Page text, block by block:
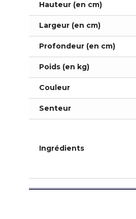
Hauteur (en cm)
Largeur (en cm)
Profondeur (en cm)
Poids (en kg)
Couleur
Senteur
Ingrédients